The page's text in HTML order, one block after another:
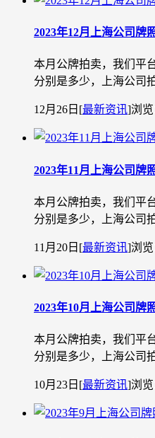
2023年12月上海公司牌
本月公牌拍卖，我们平
分别是多少，上海公司
12月26日 [最新资讯]浏
2023年11月上海公司牌
本月公牌拍卖，我们平
分别是多少，上海公司
11月20日 [最新资讯]浏
2023年10月上海公司牌
本月公牌拍卖，我们平
分别是多少，上海公司
10月23日 [最新资讯]浏